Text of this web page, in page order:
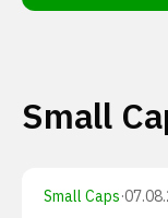
Small
Small Caps·